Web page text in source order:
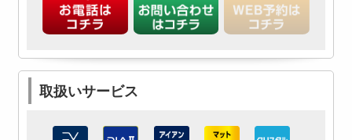
取扱いサービス